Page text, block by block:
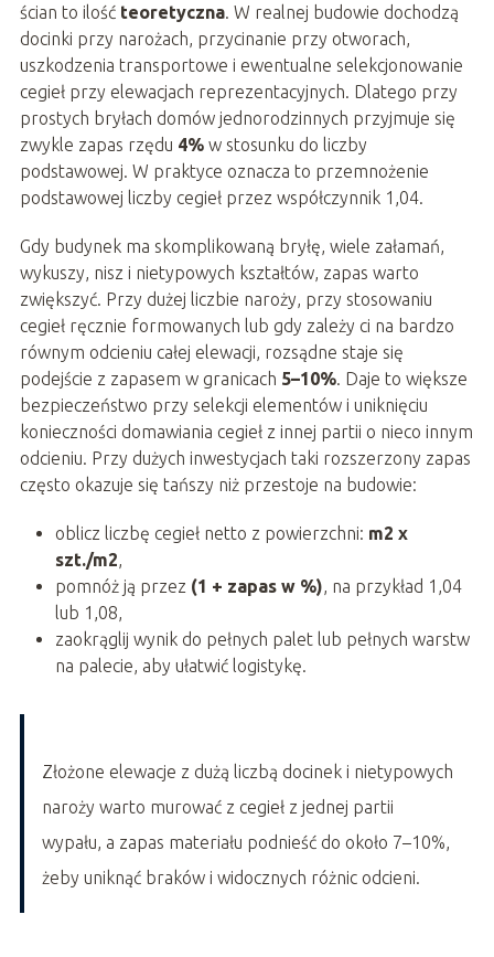
ścian to ilość teoretyczna. W realnej budowie dochodzą
docinki przy narożach, przycinanie przy otworach,
uszkodzenia transportowe i ewentualne selekcjonowanie
cegieł przy elewacjach reprezentacyjnych. Dlatego przy
prostych bryłach domów jednorodzinnych przyjmuje się
zwykle zapas rzędu 4%w stosunku do liczby
podstawowej. W praktyce oznacza to przemnożenie
podstawowej liczby cegieł przez współczynnik 1,04.
Gdy budynek ma skomplikowaną bryłę, wiele załamań,
wykuszy, nisz i nietypowych kształtów, zapas warto
zwiększyć. Przy dużej liczbie naroży, przy stosowaniu
cegieł ręcznie formowanych lub gdy zależy ci na bardzo
równym odcieniu całej elewacji, rozsądne staje się
podejście z zapasem w granicach 5–10%. Daje to większe
bezpieczeństwo przy selekcji elementów i uniknięciu
konieczności domawiania cegieł z innej partii o nieco innym
odcieniu. Przy dużych inwestycjach taki rozszerzony zapas
często okazuje się tańszy niż przestoje na budowie:
oblicz liczbę cegieł netto z powierzchni: m2 x
szt./m2
pomnóż ją przez (1 + zapas w %) , na przykład 1,04
lub 1,08,
zaokrąglij wynik do pełnych palet lub pełnych warstw
na palecie, aby ułatwić logistykę.
Złożone elewacje z dużą liczbą docinek i nietypowych
naroży warto murować z cegieł z jednej partii
wypału, a zapas materiału podnieść do około 7–10%,
żeby uniknąć braków i widocznych różnic odcieni.